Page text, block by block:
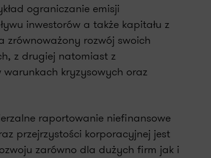
ograniczanie emisji
inwestorów a także kapitału z
zrównoważony rozwój swoich
z drugiej natomiast z
kryzysowych oraz
raportowanie niefinansowe
przejrzystości korporacyjnej jest
zarówno dla dużych firm jak i